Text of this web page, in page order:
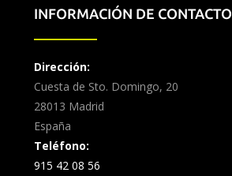
INFORMACIÓN DE CONTACTO
Dirección:
Cuesta de Sto. Domingo, 20
28013 Madrid
España
Teléfono:
915 42 08 56